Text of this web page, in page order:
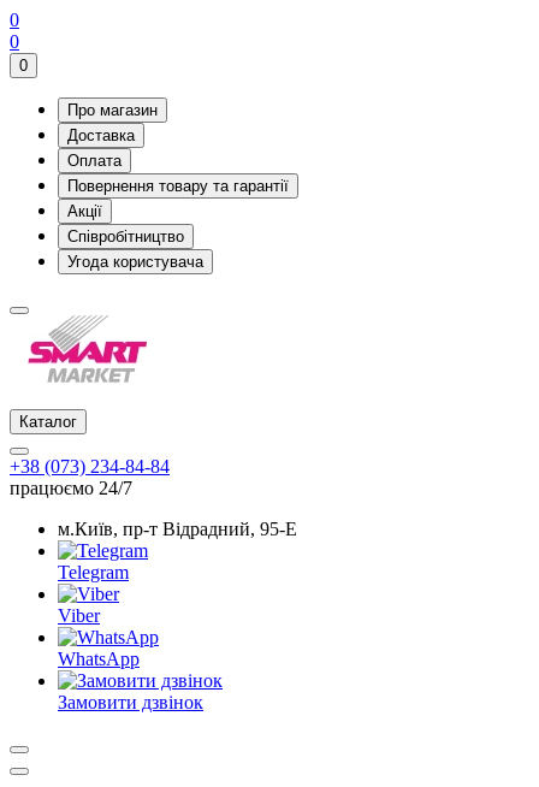
0
0
0
Про магазин
Доставка
Оплата
Повернення товару та гарантії
Акції
Співробітництво
Угода користувача
Каталог
+38 (073) 234-84-84
працюємо 24/7
м.Київ, пр-т Відрадний, 95-Е
Telegram
Viber
WhatsApp
Замовити дзвінок